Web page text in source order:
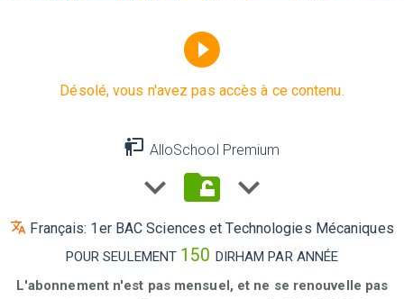
Désolé, vous n'avez pas accès à ce contenu.
AlloSchool Premium
Français: 1er BAC Sciences et Technologies Mécaniques
POUR SEULEMENT 150 DIRHAM PAR ANNÉE
L'abonnement n'est pas mensuel, et ne se renouvelle pas